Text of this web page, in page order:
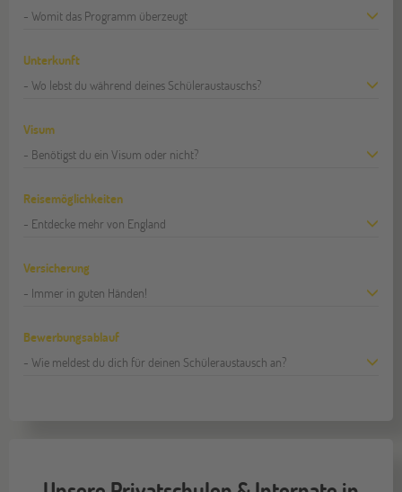
- Womit das Programm überzeugt
Unterkunft
- Wo lebst du während deines Schüleraustauschs?
Visum
- Benötigst du ein Visum oder nicht?
Reisemöglichkeiten
- Entdecke mehr von England
Versicherung
- Immer in guten Händen!
Bewerbungsablauf
- Wie meldest du dich für deinen Schüleraustausch an?